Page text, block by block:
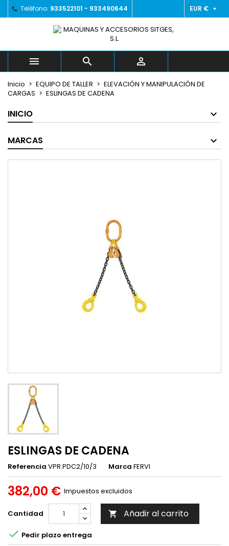
Teléfono: 933522101 - 933490644 EUR € 
  
Inicio EQUIPO DE TALLER
ELEVACIÓN Y MANIPULACIÓN DE
CARGAS
ESLINGAS DE CADENA
INICIO
MARCAS
ESLINGAS DE CADENA
Referencia VPR.PDC2/10/3 Marca FERVI
382,00 € Impuestos excluidos
Cantidad  Añadir al carrito
 Pedir plazo entrega
Añadir a la lista de deseos ×
add_circle_outline
((title)) ×
((label))
Iniciar sesión ×
((cancelText)) ((loginText))